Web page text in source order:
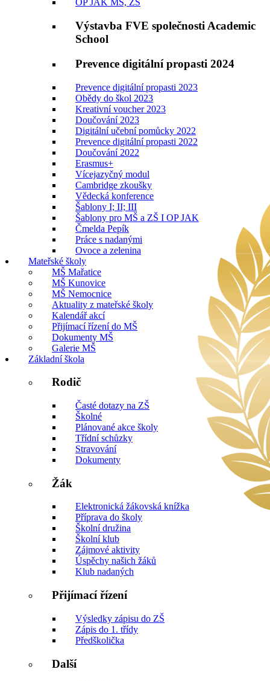
OP JAK MŠ, ZŠ
Výstavba FVE společnosti Academic
School
Prevence digitální propasti 2024
Prevence digitální propasti 2023
Obědy do škol 2023
Kreativní voucher 2023
Doučování 2023
Digitální učební pomůcky 2022
Prevence digitální propasti 2022
Doučování 2022
Erasmus+
Vícejazyčný modul
Cambridge zkoušky
Vědecká konference
Šablony I; II; III
Šablony pro MŠ a ZŠ I OP JAK
Čmelda Pepík
Práce s nadanými
Ovoce a zelenina
Mateřské školy
MŠ Mařatice
MŠ Kunovice
MŠ Nemocnice
Aktuality z mateřské školy
Kalendář akcí
Přijímací řízení do MŠ
Dokumenty MŠ
Galerie MŠ
Základní škola
Rodič
Časté dotazy na ZŠ
Školné
Plánované akce školy
Třídní schůzky
Stravování
Dokumenty
Žák
Elektronická žákovská knížka
Příprava do školy
Školní družina
Školní klub
Zájmové aktivity
Úspěchy našich žáků
Klub nadaných
Přijímací řízení
Výsledky zápisu do ZŠ
Zápis do 1. třídy
Předškolička
Další